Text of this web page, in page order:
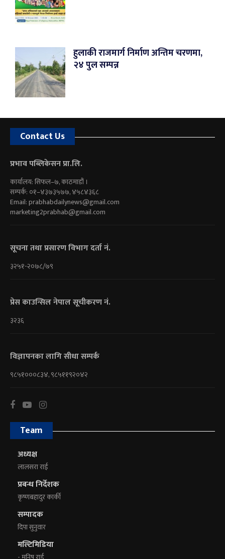
हुलाकी राजमार्ग निर्माण अन्तिम चरणमा,
२४ पुल सम्पन्न
Contact Us
प्रभाव पब्लिकेसन प्रा.लि.
कार्यालय: सिफल–७, काठमाडौं ।
सम्पर्क: ०१–४३७३५७७, ४५८४३६८
Email:prabhabdailynews@gmail.com
marketing2prabhab@gmail.com
सूचना तथा प्रसारण विभाग दर्ता नं.
३२५१-२०७८/७९
प्रेस काउन्सिल नेपाल सूचीकरण नं.
३२३६
विज्ञापनका लागि सीधा सम्पर्क
९८५१०००८३४, ९८५११९२०४२
Team
अध्यक्ष
लालसरा राई
प्रबन्ध निर्देशक
कृष्णबहादुर कार्की
सम्पादक
दिपा सुनुवार
मल्टिमिडिया